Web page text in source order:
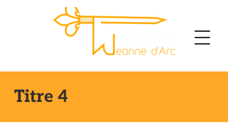
Titre 4